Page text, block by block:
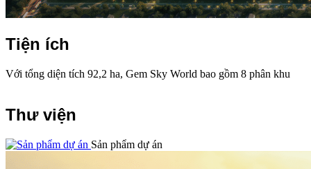
Tiện ích
Với tổng diện tích 92,2 ha, Gem Sky World bao gồm 8 phân khu
Thư viện
Sản phẩm dự án